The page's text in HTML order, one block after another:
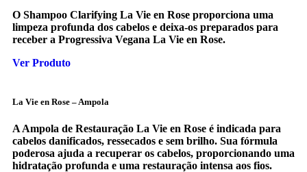
O Shampoo Clarifying La Vie en Rose proporciona uma
limpeza profunda dos cabelos e deixa-os preparados para
receber a Progressiva Vegana La Vie en Rose.
Ver Produto
La Vie en Rose – Ampola
A Ampola de Restauração La Vie en Rose é indicada para
cabelos danificados, ressecados e sem brilho. Sua fórmula
poderosa ajuda a recuperar os cabelos, proporcionando uma
hidratação profunda e uma restauração intensa aos fios.